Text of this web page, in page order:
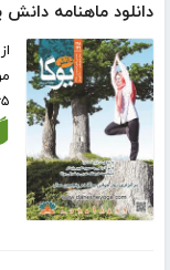
دانلود ماهنامه دانش یوگا
۶۵